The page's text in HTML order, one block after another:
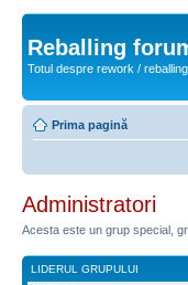
Reballing
Totul despre rework / reballing
Prima pagină
Administratori
Acesta este un grup special,
LIDERUL GRUPULUI